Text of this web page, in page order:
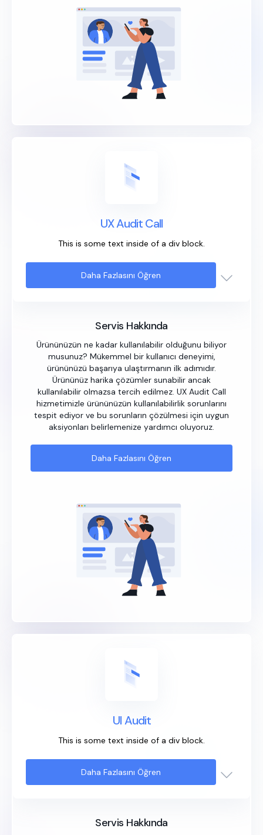
UX Audit Call
This is some text inside of a div block.
Daha Fazlasını Öğren
Servis Hakkında
Ürününüzün ne kadar kullanılabilir olduğunu biliyor
musunuz? Mükemmel bir kullanıcı deneyimi,
ürününüzü başarıya ulaştırmanın ilk adımıdır.
Ürününüz harika çözümler sunabilir ancak
kullanılabilir olmazsa tercih edilmez. UX Audit Call
hizmetimizle ürününüzün kullanılabilirlik sorunlarını
tespit ediyor ve bu sorunların çözülmesi için uygun
aksiyonları belirlemenize yardımcı oluyoruz.
Daha Fazlasını Öğren
UI Audit
This is some text inside of a div block.
Daha Fazlasını Öğren
Servis Hakkında